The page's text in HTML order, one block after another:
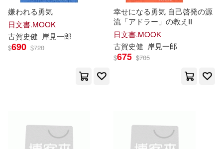
適合手機平板閱讀(2)
其他 (可複選)
現在可購買商品(8)
嫌われる勇気
日文書.MOOK
古賀史健 岸見一郎
$690 $720
幸せになる勇気 自己啓発の源
流「アドラー」の教えII
日文書.MOOK
古賀史健 岸見一郎
$675 $705